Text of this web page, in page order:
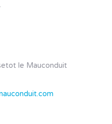
le Mauconduit